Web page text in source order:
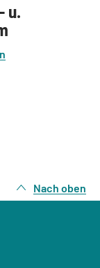
u.
Nach oben